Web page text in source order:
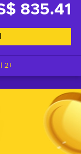
835.41
+2 العروض من